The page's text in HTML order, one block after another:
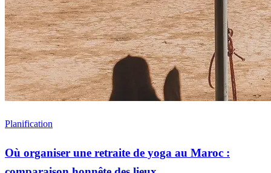
Planification
Où organiser une retraite de yoga au Maroc :